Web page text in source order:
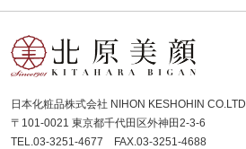
日本化粧品株式会社 NIHON KESHOHIN CO.LTD
〒101-0021 東京都千代田区外神田2-3-6
TEL.03-3251-4677 FAX.03-3251-4688